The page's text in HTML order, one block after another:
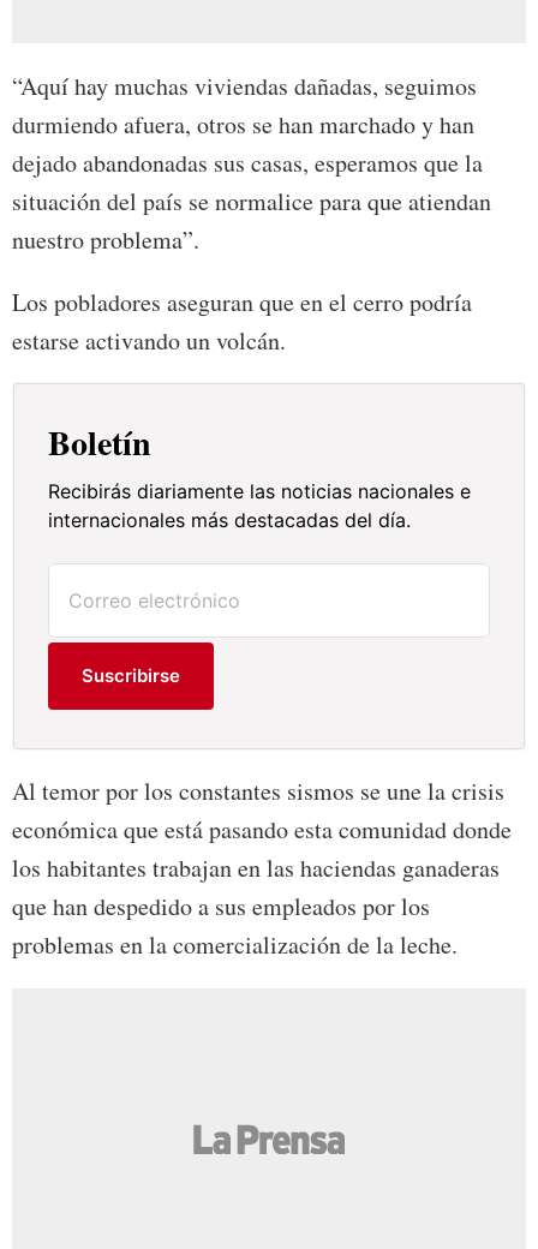
“Aquí hay muchas viviendas dañadas, seguimos
durmiendo afuera, otros se han marchado y han
dejado abandonadas sus casas, esperamos que la
situación del país se normalice para que atiendan
nuestro problema”.
Los pobladores aseguran que en el cerro podría
estarse activando un volcán.
Boletín
Recibirás diariamente las noticias nacionales e
internacionales más destacadas del día.
Suscribirse
Al temor por los constantes sismos se une la crisis
económica que está pasando esta comunidad donde
los habitantes trabajan en las haciendas ganaderas
que han despedido a sus empleados por los
problemas en la comercialización de la leche.